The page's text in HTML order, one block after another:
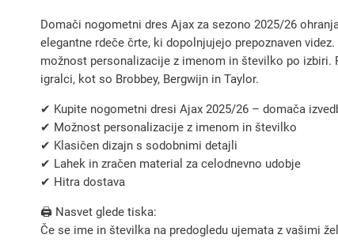
Domači nogometni dres Ajax za sezono 2025/26
elegantne rdeče črte, ki dopolnjujejo prepoznaven
možnost personalizacije z imenom in številko po
igralci, kot so Brobbey, Bergwijn in Taylor.
✔ Kupite nogometni dresi Ajax 2025/26 – domača
✔ Možnost personalizacije z imenom in številko
✔ Klasičen dizajn s sodobnimi detajli
✔ Lahek in zračen material za celodnevno udobje
✔ Hitra dostava
🖨️ Nasvet glede tiska:
Če se ime in številka na predogledu ujemata z vašimi